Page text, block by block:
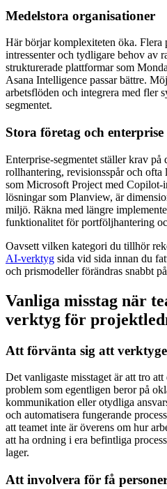
Medelstora organisationer
Här börjar komplexiteten öka. Flera
intressenter och tydligare behov av
strukturerade plattformar som
Asana Intelligence passar bättre.
arbetsflöden och integrera med fler
segmentet.
Stora företag och enterprise
Enterprise-segmentet ställer krav på
rollhantering, revisionsspår och
som Microsoft Project med
lösningar som Planview, är
miljö. Räkna med längre
funktionalitet för portföljhantering
Oavsett vilken kategori du tillhör
AI-verktyg sida vid sida innan du
och prismodeller förändras snabbt
Vanliga misstag när
verktyg för
Att förvänta sig att
Det vanligaste misstaget är att tro
problem som egentligen beror på
kommunikation eller otydliga
och automatisera fungerande
att teamet inte är överens om hur
att ha ordning i era befintliga
lager.
Att involvera för få